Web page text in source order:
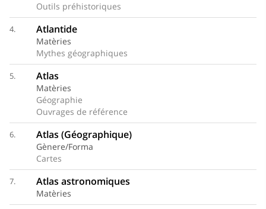
Outils préhistoriques
4. Atlantide
Matèries
Mythes géographiques
5. Atlas
Matèries
Géographie
Ouvrages de référence
6. Atlas (Géographique)
Gènere/Forma
Cartes
7. Atlas astronomiques
Matèries